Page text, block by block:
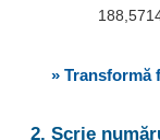
» Transformă
2. Scrie